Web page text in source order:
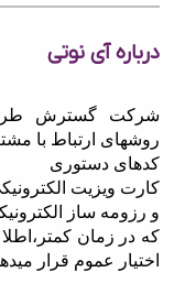
آی نوتی
گسترش طراحان نقش
ارتباط با مشتری با
دستوری
الکترونیکی
ساز الکترونیکی
کمتر،اطلاعات و
عموم قرار میدهد.